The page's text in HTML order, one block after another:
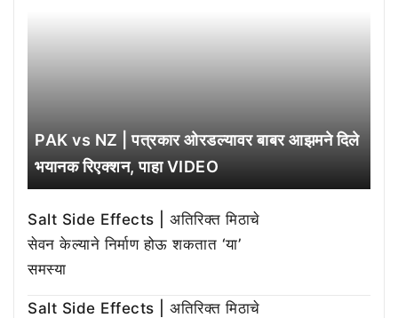
PAK vs NZ | पत्रकार ओरडल्यावर बाबर आझमने दिले
भयानक रिएक्शन, पाहा VIDEO
Salt Side Effects | अतिरिक्त मिठाचे
सेवन केल्याने निर्माण होऊ शकतात ‘या’
समस्या
Salt Side Effects | अतिरिक्त मिठाचे